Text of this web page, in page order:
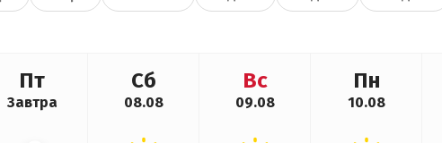
Пт
Завтра
Сб
08.08
Вс
09.08
Пн
10.08